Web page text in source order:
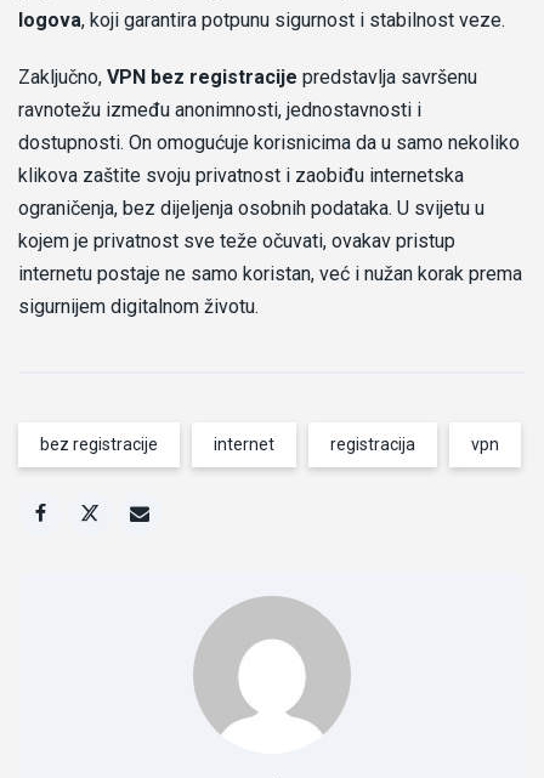
logova, koji garantira potpunu sigurnost i stabilnost veze.
Zaključno, VPN bez registracije predstavlja savršenu
ravnotežu između anonimnosti, jednostavnosti i
dostupnosti. On omogućuje korisnicima da u samo nekoliko
klikova zaštite svoju privatnost i zaobiđu internetska
ograničenja, bez dijeljenja osobnih podataka. U svijetu u
kojem je privatnost sve teže očuvati, ovakav pristup
internetu postaje ne samo koristan, već i nužan korak prema
sigurnijem digitalnom životu.
bez registracije internet registracija vpn